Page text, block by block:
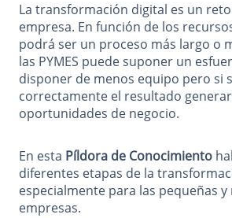
La transformación digital es un
empresa. En función de los
podrá ser un proceso más largo o
las PYMES puede suponer un
disponer de menos equipo pero si
correctamente el resultado
oportunidades de negocio.
En esta Píldora de Conocimiento
diferentes etapas de la
especialmente para las pequeñas y
empresas.